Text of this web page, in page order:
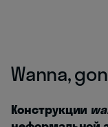
Wanna,
Конструкции